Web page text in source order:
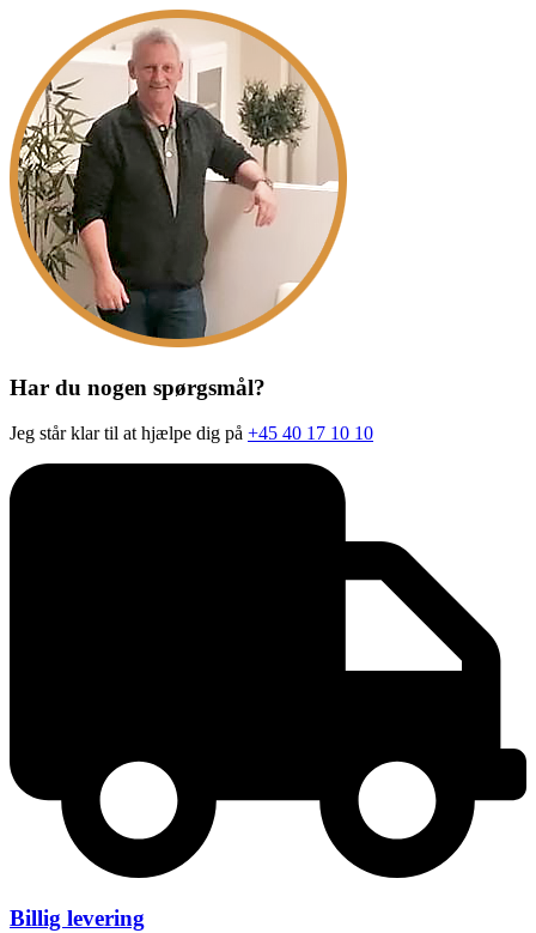
Har du nogen spørgsmål?
Jeg står klar til at hjælpe dig på +45 40 17 10 10
Billig levering